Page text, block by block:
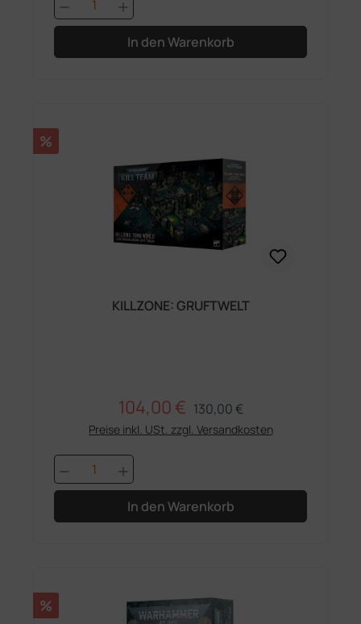
In den Warenkorb
Rabatt
%
KILLZONE: GRUFTWELT
Verkaufspreis:
104,00 € Regulärer Preis:
130,00 €
Preise inkl. USt. zzgl. Versandkosten
Produkt Anzahl: Gib den
In den Warenkorb
Rabatt
%